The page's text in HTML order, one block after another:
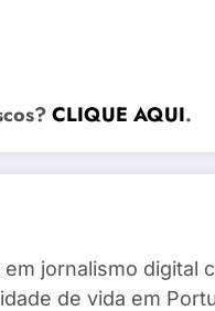
CLIQUE AQUI.
jornalismo digital
de vida em